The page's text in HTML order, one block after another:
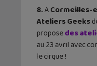
8.ACormeilles-
Ateliers Geeks
proposedes
au 23 avril avec
le cirque !